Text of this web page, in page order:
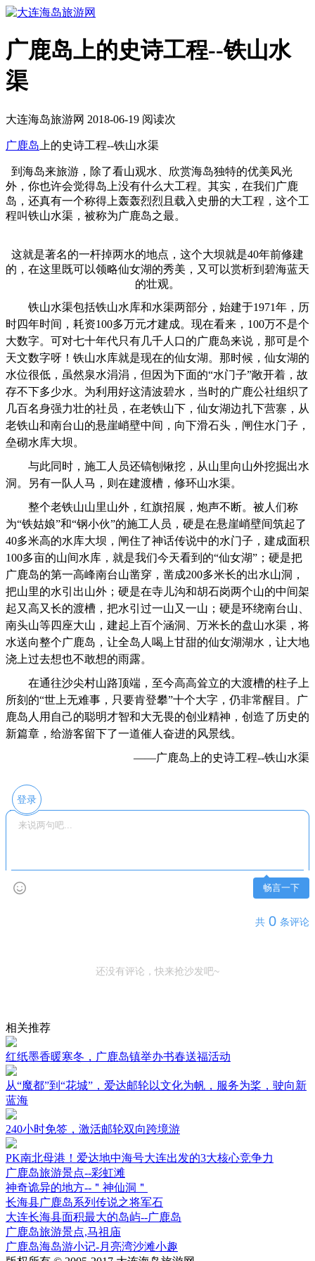
广鹿岛上的史诗工程--铁山水
渠
大连海岛旅游网 2018-06-19 阅读次
广鹿岛 上的史诗工程--铁山水渠
到海岛来旅游，除了看山观水、欣赏海岛独特的优美风光
外，你也许会觉得岛上没有什么大工程。其实，在我们广鹿
岛，还真有一个称得上轰轰烈烈且载入史册的大工程，这个工
程叫铁山水渠，被称为广鹿岛之最。
这就是著名的一杆掉两水的地点，这个大坝就是40年前修建
的，在这里既可以领略仙女湖的秀美，又可以赏析到碧海蓝天
的壮观。
铁山水渠包括铁山水库和水渠两部分，始建于1971年，历
时四年时间，耗资100多万元才建成。现在看来，100万不是个
大数字。可对七十年代只有几千人口的广鹿岛来说，那可是个
天文数字呀！铁山水库就是现在的仙女湖。那时候，仙女湖的
水位很低，虽然泉水涓涓，但因为下面的“水门子”敞开着，故
存不下多少水。为利用好这清波碧水，当时的广鹿公社组织了
几百名身强力壮的社员，在老铁山下，仙女湖边扎下营寨，从
老铁山和南台山的悬崖峭壁中间，向下滑石头，闸住水门子，
垒砌水库大坝。
与此同时，施工人员还镐刨锹挖，从山里向山外挖掘出水
洞。另有一队人马，则在建渡槽，修环山水渠。
整个老铁山山里山外，红旗招展，炮声不断。被人们称
为“铁姑娘”和“钢小伙”的施工人员，硬是在悬崖峭壁间筑起了
40多米高的水库大坝，闸住了神话传说中的水门子，建成面积
100多亩的山间水库，就是我们今天看到的“仙女湖”；硬是把
广鹿岛的第一高峰南台山凿穿，凿成200多米长的出水山洞，
把山里的水引出山外；硬是在寺儿沟和胡石岗两个山的中间架
起又高又长的渡槽，把水引过一山又一山；硬是环绕南台山、
南头山等四座大山，建起上百个涵洞、万米长的盘山水渠，将
水送向整个广鹿岛，让全岛人喝上甘甜的仙女湖湖水，让大地
浇上过去想也不敢想的雨露。
在通往沙尖村山路顶端，至今高高耸立的大渡槽的柱子上
所刻的“世上无难事，只要肯登攀”十个大字，仍非常醒目。广
鹿岛人用自己的聪明才智和大无畏的创业精神，创造了历史的
新篇章，给游客留下了一道催人奋进的风景线。
——广鹿岛上的史诗工程--铁山水渠
登录
畅言一下
共 0 条评论
还没有评论，快来抢沙发吧~
相关推荐
红纸墨香暖寒冬，广鹿岛镇举办书春送福活动
从“魔都”到“花城”，爱达邮轮以文化为帆，服务为桨，驶向新
蓝海
240小时免签，激活邮轮双向跨境游
PK南北母港！爱达地中海号大连出发的3大核心竞争力
广鹿岛旅游景点--彩虹滩
神奇诡异的地方--＂神仙洞＂
长海县广鹿岛系列传说之将军石
大连长海县面积最大的岛屿--广鹿岛
广鹿岛旅游景点,马祖庙
广鹿岛海岛游小记-月亮湾沙滩小趣